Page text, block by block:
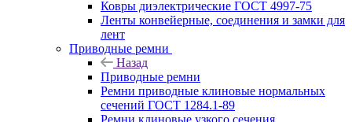
Ковры диэлектрические ГОСТ 4997-75
Ленты конвейерные, соединения и замки для
лент
Приводные ремни
Назад
Приводные ремни
Ремни приводные клиновые нормальных
сечений ГОСТ 1284.1-89
Ремни клиновые узкого сечения